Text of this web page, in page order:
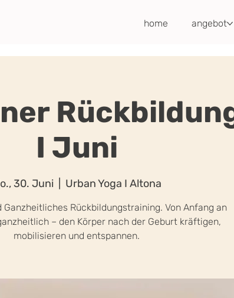
home angebot
I Juni
30. Juni Urban Yoga I Altona
Ganzheitliches Rückbildungstraining. Von Anfang an
– den Körper nach der Geburt kräftigen,
mobilisieren und entspannen.